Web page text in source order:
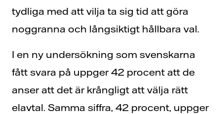
tydliga med att vilja ta sig tid att göra
noggranna och långsiktigt hållbara val.
I en ny undersökning som svenskarna
fått svara på uppger 42 procent att de
anser att det är krångligt att välja rätt
elavtal. Samma siffra, 42 procent, uppger